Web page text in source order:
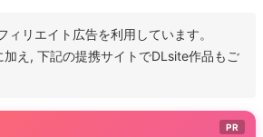
ィリエイト広告を利用しています。
加え, 下記の提携サイトでDLsite作品もご
PR